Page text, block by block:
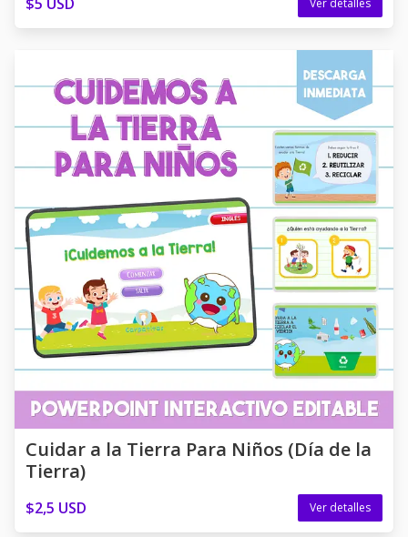
Ver detalles
Cuidar a la Tierra Para Niños (Día de la
Tierra)
$2,5 USD Ver detalles